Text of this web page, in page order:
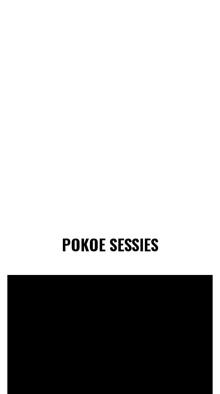
POKOE SESSIES